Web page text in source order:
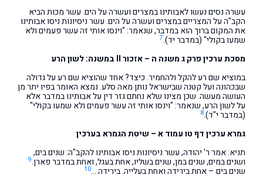
עשרה נסים נעשו לאבותינו במצרים ועשרה על הים. עשר מכות הביא
הקב"ה על המצריים במצרים ועשרה על הים. עשר ניסיונות ניסו אבותינו
את המקום ברוך הוא במדבר, שנאמר: "וינסו אותי זה עשר פעמים ולא
שמעו בקולי" (במדבר יד).7
מסכת ערכין פרק ג משנה ה – אזכור II במשנה: לשון הרע
במוציא שם רע להקל ולהחמיר. כיצד? אחד שהוציא שם רע על גדולה
שבכהונה ועל קטנה שבישראל נותן מאה סלע. נמצא האומר בפיו יתר מן
העושה מעשה. שכן מצינו שלא נחתם גזר דין על אבותינו במדבר אלא
על לשון הרע, שנאמר: "וינסו אותי זה עשר פעמים ולא שמעו בקולי"
(במדבר י"ד).8
גמרא ערכין דף טו עמוד א – שיטת הגמרא בערכין
תניא: אמר ר' יהודה, עשר ניסיונות ניסו אבותינו להקב"ה: שנים בים,
ושנים במים, שנים במן, שנים בשליו, אחת בעגל, ואחת במדבר פארן.9
שנים בים – אחת בירידה ואחת בעלייה. בירידה …10